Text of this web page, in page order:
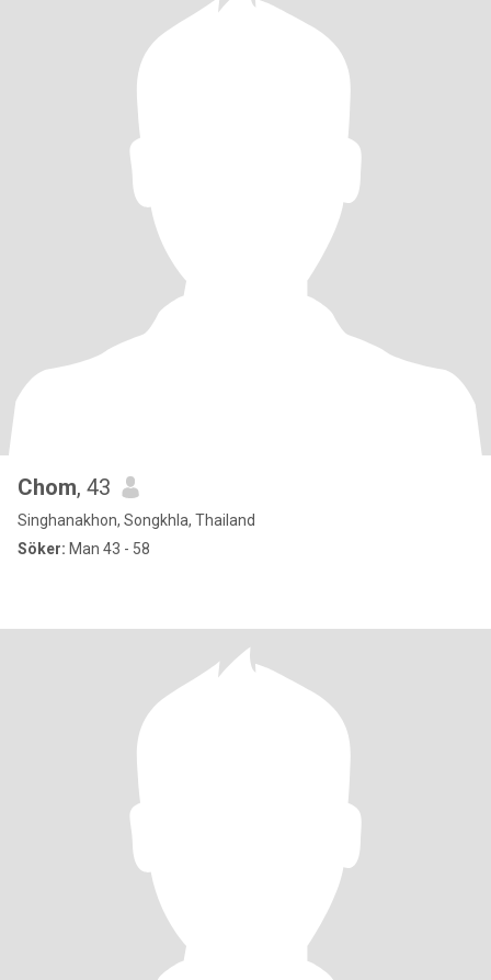
Chom, 43
Singhanakhon, Songkhla, Thailand
Söker: Man 43 - 58